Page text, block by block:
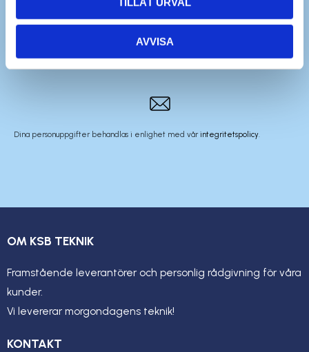
AVVISA
Dina personuppgifter behandlas i enlighet med vårintegritetspolicy.
OM KSB TEKNIK
Framstående leverantörer och personlig rådgivning för våra
kunder.
Vi levererar morgondagens teknik!
KONTAKT